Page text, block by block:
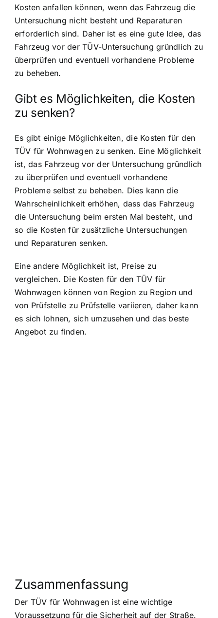
Kosten anfallen können, wenn das Fahrzeug die
Untersuchung nicht besteht und Reparaturen
erforderlich sind. Daher ist es eine gute Idee, das
Fahrzeug vor der TÜV-Untersuchung gründlich zu
überprüfen und eventuell vorhandene Probleme
zu beheben.
Gibt es Möglichkeiten, die Kosten
zu senken?
Es gibt einige Möglichkeiten, die Kosten für den
TÜV für Wohnwagen zu senken. Eine Möglichkeit
ist, das Fahrzeug vor der Untersuchung gründlich
zu überprüfen und eventuell vorhandene
Probleme selbst zu beheben. Dies kann die
Wahrscheinlichkeit erhöhen, dass das Fahrzeug
die Untersuchung beim ersten Mal besteht, und
so die Kosten für zusätzliche Untersuchungen
und Reparaturen senken.
Eine andere Möglichkeit ist, Preise zu
vergleichen. Die Kosten für den TÜV für
Wohnwagen können von Region zu Region und
von Prüfstelle zu Prüfstelle variieren, daher kann
es sich lohnen, sich umzusehen und das beste
Angebot zu finden.
Zusammenfassung
Der TÜV für Wohnwagen ist eine wichtige
Voraussetzung für die Sicherheit auf der Straße.